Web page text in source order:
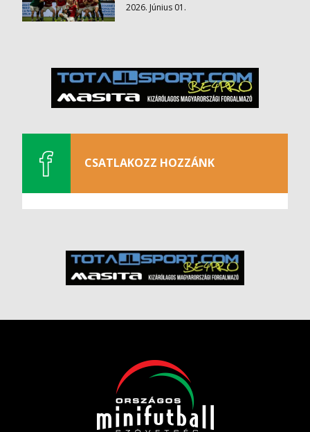
2026. Június 01.
CSATLAKOZZ HOZZÁNK